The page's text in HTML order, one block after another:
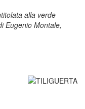
alla verde
Eugenio Montale,